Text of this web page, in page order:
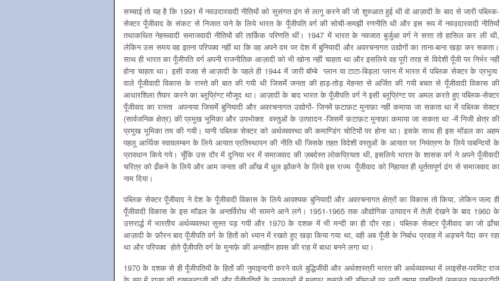
सच्चाई तो यह है कि 1991 में नवउदारवादी नीतियों को सुसंगत ढंग से लागू करने की जो शुरुआत हुई थी वो आज़ादी के बाद से जारी पब्लिक-
सेक्टर पूँजीवाद के संकट से निजात पाने के लिये भारत के पूँजीपति वर्ग की सोची-समझी रणनीति थी और इस रूप में नवउदारवादी नीतियाँ
तथाकथित नेहरूवादी समाजवादी नीतियों की तार्किक परिणति थीं। 1947 में भारत के नवजात बुर्जुआ वर्ग ने सत्ता तो हासिल कर ली थी,
लेकिन उस समय वह इतना परिपक्व नहीं था कि वह अपने दम पर देश में बुनियादी और अवरचनागत उद्योगों का ताना-बाना खड़ा कर सकता।
साथ ही भारत का पूँजीपति वर्ग अपनी राजनीतिक आज़ादी को भी खोना नहीं चाहता था और इसलिये वह पूरी तरह से विदेशी पूँजी पर निर्भर नहीं
होना चाहता था। इसी वजह से आज़ादी के पहले ही 1944 में जारी बॉम्बे प्लान या टाटा-बिड़ला प्लान में भारत में पब्लिक सेक्टर के प्रभुत्व
वाले पूँजीवादी विकास के रास्ते की बात की गयी थी जिसमेंं जनता की हाड़-तोड़ मेहनत से अर्जित की गयी बचत से पूँजीवादी विकास की
आधारशिला तैयार करने का ब्लूप्रिंण्ट मौजूद था। आज़ादी के बाद भारत के पूँजीपति वर्ग ने इसी ब्लूप्रिंण्ट पर अमल करते हुए पब्लिक-सेक्टर
पूँजीवाद का रास्ता अपनाया जिसमेंं बुनियादी और अवरचनागत उद्योगों- जिनमें फ़टाफ़ट मुनाफ़ा नहीं कमाया जा सकता था में पब्लिक सेक्टर
(सार्वजनिक क्षेत्र) की प्रमुख भूमिका और उपभोक्ता वस्तुओं के उत्पाादन -जिसमेंं फ़टाफ़ट मुनाफ़ा कमाया जा सकता था -में निजी क्षेत्र की
प्रमुख भूमिका तय की गयी। यानी पब्लिक सेक्टर को अर्थव्यवस्था की कमाण्डिंग चोटियों पर होना था। इसके साथ ही इस मॉडल का अहम
पहलू आर्थिक स्वावलम्बन के लिये आयात प्रतिस्थापन की नीति थी जिसके तहत विदेशी वस्तुओं के आयात पर नियंत्रण के लिये पाबन्दियों के
प्रावधान किये गये। चूँकि उस दौर में दुनिया भर में समाजवाद की ज़बर्दस्त लोकप्रियता थी, इसलिये भारत के शासक वर्ग ने अपने पूँजीवादी
चरित्र को ढँकने के लिये और आम जनता की आँख में धूल झोंकने के लिये इस राज्य पूँजीवाद को निहायत ही धूर्ततापूर्ण ढंग से समाजवाद का
नाम दिया।
पब्लिक सेक्टर पूँजीवाद ने देश के पूँजीवादी विकास के लिये आवश्यक बुनियादी और अवरचनागत क्षेत्रों का विकास तो किया, लेकिन जल्द ही
पूँजीवादी विकास के इस मॉडल के अन्तर्विरोध भी सामने आने लगे। 1951-1965 तक औद्योगिक उत्पादन में तेज़ी देखने के बाद 1960 के
उत्तरार्द्ध में भारतीय अर्थव्यवस्था सुस्त पड़ गयी और 1970 के दशक में भी मन्दी का ही दौर रहा। पब्लिक सेक्ट‍र पूँजीवाद का जो ढाँचा
आज़ादी के फ़ौरन बाद पूँजीपति वर्ग के हितों को ध्यान में रखते हुए खड़ा किया गया था, वही अब पूँजी के निर्बाध प्रवाह में अड़चनें पैदा कर रहा
था और परिपक्व होते पूँजीपति वर्ग के मुनाफ़े की अन्तहीन हवस की राह में बाधा बनने लगा था।
1970 के दशक से ही पूँजीपतियों के हितों की नुमाइन्दगी करने वाले बुद्धिजीवी और अर्थशास्त्री भारत की अर्थव्यवस्था में लाइसेंस-परमिट राज